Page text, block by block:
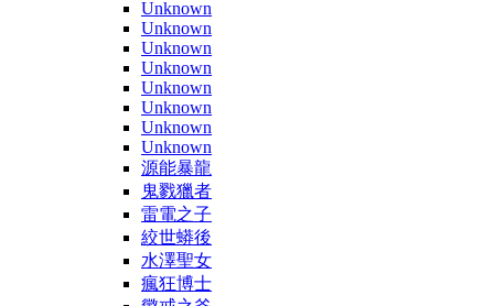
Unknown
Unknown
Unknown
Unknown
Unknown
Unknown
Unknown
Unknown
源能暴龍
鬼戮獵者
雷電之子
絞世蟒後
水澤聖女
瘋狂博士